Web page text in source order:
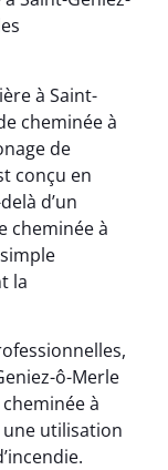
à Saint-
cheminée à
de
conçu en
d’un
cheminée à
la
ô-Merle
à
une utilisation